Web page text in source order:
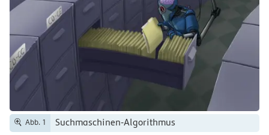
Abb. 1 Suchmaschinen-Algorithmus